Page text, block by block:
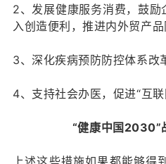
2、发展健康服务消费，鼓
入创造便利，推进内外贸产品
3、深化疾病预防防控体系改
4、支持社会办医，促进“互
“健康中国2030”
上述这些措施如果都能够得